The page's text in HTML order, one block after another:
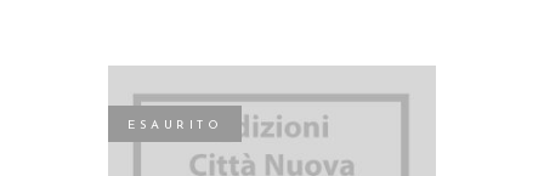
ESAURITO